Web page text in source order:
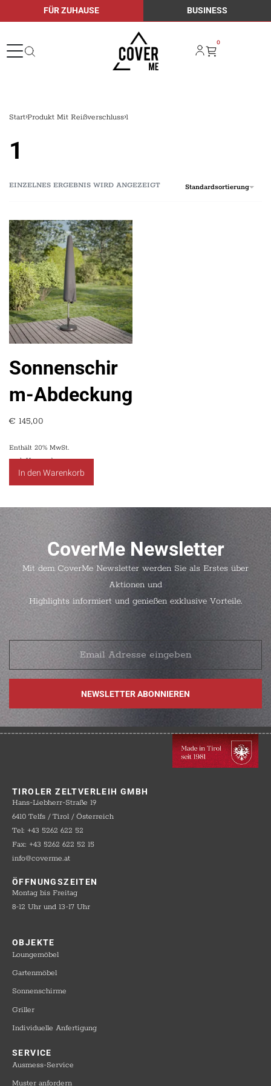
FÜR ZUHAUSE BUSINESS
0
Start›Produkt Mit Reißverschluss›1
1
EINZELNES ERGEBNIS WIRD ANGEZEIGT Standardsortierung
Sonnenschir
m-Abdeckung
€ 145,00
Enthält 20% MwSt.
zzgl.Versand
In den Warenkorb
CoverMe Newsletter
Mit dem CoverMe Newsletter werden Sie als Erstes über
Aktionen und
Highlights informiert und genießen exklusive Vorteile.
TIROLER ZELTVERLEIH GMBH
Hans-Liebherr-Straße 19
6410 Telfs / Tirol / Österreich
Tel: +43 5262 622 52
Fax: +43 5262 622 52 15
info@coverme.at
ÖFFNUNGSZEITEN
Montag bis Freitag
8-12 Uhr und 13-17 Uhr
OBJEKTE​
Loungemöbel
Gartenmöbel
Sonnenschirme
Griller
Individuelle Anfertigung
SERVICE​
Ausmess-Service
Muster anfordern